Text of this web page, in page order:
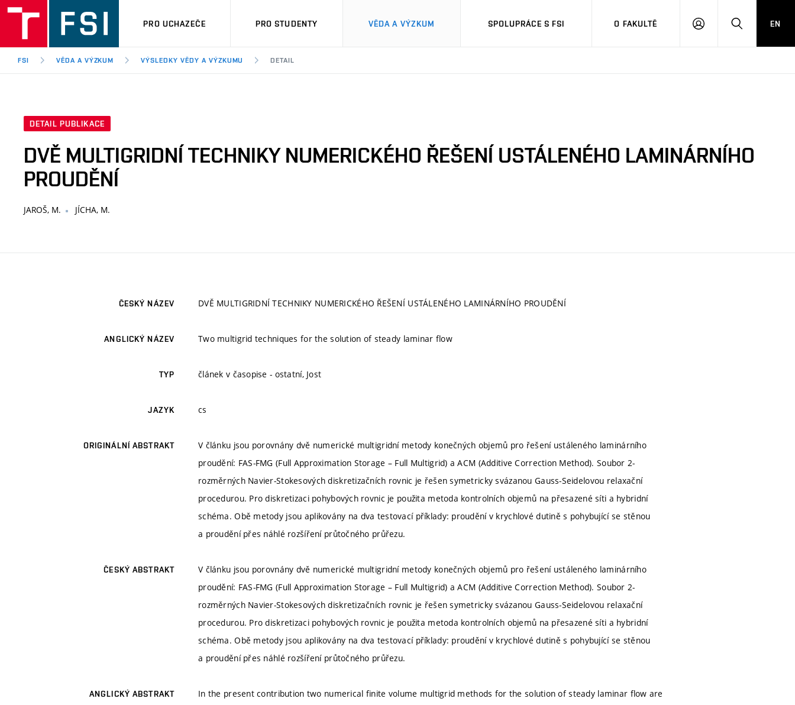
PRO UCHAZEČE PRO STUDENTY VĚDA A VÝZKUM SPOLUPRÁCE S FSI O FAKULTĚ
PŘIHLÁŠENÍHLEDAT
EN
FSI VĚDA A VÝZKUM VÝSLEDKY VĚDY A VÝZKUMU DETAIL
DETAIL PUBLIKACE
DVĚ MULTIGRIDNÍ TECHNIKY NUMERICKÉHO ŘEŠENÍ USTÁLENÉHO LAMINÁRNÍHO
PROUDĚNÍ
JAROŠ, M. JÍCHA, M.
ČESKÝ NÁZEV DVĚ MULTIGRIDNÍ TECHNIKY NUMERICKÉHO ŘEŠENÍ USTÁLENÉHO LAMINÁRNÍHO PROUDĚNÍ
ANGLICKÝ NÁZEV Two multigrid techniques for the solution of steady laminar flow
TYP článek v časopise - ostatní, Jost
JAZYK cs
ORIGINÁLNÍ ABSTRAKT
V článku jsou porovnány dvě numerické multigridní metody konečných objemů pro řešení ustáleného laminárního
proudění: FAS-FMG (Full Approximation Storage – Full Multigrid) a ACM (Additive Correction Method). Soubor 2-
rozměrných Navier-Stokesových diskretizačních rovnic je řešen symetricky svázanou Gauss-Seidelovou relaxační
procedurou. Pro diskretizaci pohybových rovnic je použita metoda kontrolních objemů na přesazené síti a hybridní
schéma. Obě metody jsou aplikovány na dva testovací příklady: proudění v krychlové dutině s pohybující se stěnou
a proudění přes náhlé rozšíření průtočného průřezu.
ČESKÝ ABSTRAKT
V článku jsou porovnány dvě numerické multigridní metody konečných objemů pro řešení ustáleného laminárního
proudění: FAS-FMG (Full Approximation Storage – Full Multigrid) a ACM (Additive Correction Method). Soubor 2-
rozměrných Navier-Stokesových diskretizačních rovnic je řešen symetricky svázanou Gauss-Seidelovou relaxační
procedurou. Pro diskretizaci pohybových rovnic je použita metoda kontrolních objemů na přesazené síti a hybridní
schéma. Obě metody jsou aplikovány na dva testovací příklady: proudění v krychlové dutině s pohybující se stěnou
a proudění přes náhlé rozšíření průtočného průřezu.
ANGLICKÝ ABSTRAKT
In the present contribution two numerical finite volume multigrid methods for the solution of steady laminar flow are